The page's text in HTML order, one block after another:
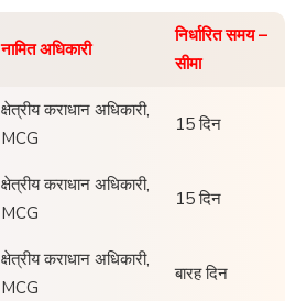
नामित अधिकारी
निर्धारित समय –
सीमा
क्षेत्रीय कराधान अधिकारी,
MCG
15 दिन
क्षेत्रीय कराधान अधिकारी,
MCG
15 दिन
क्षेत्रीय कराधान अधिकारी,
MCG
बारह दिन